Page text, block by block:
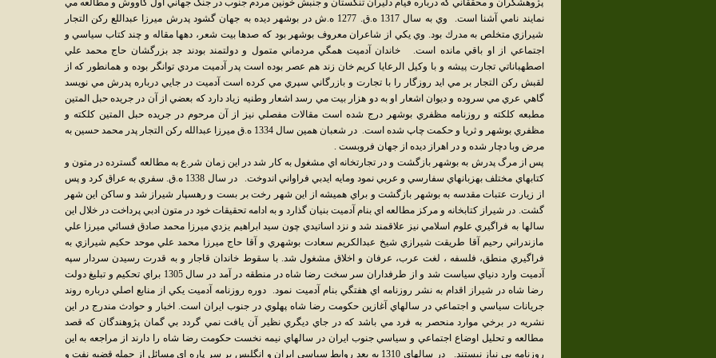
پژوهشگران و محققاني كه درباره قيام دليران تنگستان و جنبش خونين مردم جنوب در جنگ جهاني اول كاووش و مطالعه مي
نمايند نامي آشنا است. وي به سال 1317 ه.ق. 1277 ه.ش در بوشهر ديده به جهان گشود پدرش ميرزا عبداللع ركن التجار
شيرازي متخلص به مدرك بود. وي يكي از شاعران معروف بوشهر بود كه صدها بيت شعر، دهها مقاله و چند كتاب سياسي و
اجتماعي از او باقي مانده است. خاندان آدميت همگي مردماني متمول و دولتمند بودند جد بزرگشان حاج محمد علي
اصطهباناتي تجارت پيشه و با وكيل الرعايا كريم خان زند هم عصر بوده است پدر آدميت مردي توانگر بوده و همانطور كه از
لقبش ركن التجار بر مي ايد روزگار را با تجارت و بازرگاني سپري مي كرده است آدميت در جايي درباره پدرش مي نويسد
گاهي عري مي سروده و ديوان اشعار او به دو هزار بيت مي رسد اشعار وطنيه زياد دارد كه بعضي از آن در جريده حبل المتين
مطبعه كلكته و روزنامه مظفري بوشهر درج شده است مقالات مفصلي نيز از آن مرحوم در جريده حبل المتين كلكته و
مظفري بوشهر و ثريا و حكمت چاپ شده است. در شعبان همين سال 1334 ه.ق ميرزا عبدالله ركن التجار پدر محمد حسين به
مرض وبا دچار شده و در اهراز ديده از جهان فروبست .
پس از مرگ پدرش به بوشهر بازگشت و در تجارتخانه اي مشغول به كار شد در اين زمان شر.ع به مطالعه گسترده در متون و
كتابهاي مختلف بهزبانهاي سفارسي و عربي نمود ومايه ايدبي فراواني اندوخت. در سال 1338 ه.ق. سفري به عراق كرد و پس
از زيارت عتبات مقدسه به بوشهر بازگشت و براي هميشه از اين شهر رخت بر بست و رهسپار شيراز شد و ساكن اين شهر
گشت. در شيراز كتابخانه و مركز مطالعه اي بنام آدميت بنيان گذارد و به ادامه تحقيقات خود در متون ادبي پرداخت در خلال اين
سالها به فراگيري علوم اسلامي نيز علاقمند شد و نزد اساتيدي چون سيد ابراهيم يزدي ميرزا محمد صادق فسائي ميرزا علي
مازندراني رحيم آقا طريقت شيرازي شيخ عبدالكريم سعادت بوشهري و آقا حاج ميرزا محمد علي موحد حكيم شيرازي به
فراگيري منطق، فلسفه ، لغت عرب، عرفان و اخلاق مشغول شد. با سقوط خاندان قاجار و به قدرت رسيدن سردار سپه
آدميت وارد دنياي سياست شد و از طرفداران سر سخت رضا شاه در منطقه در آمد در سال 1305 براي تحكيم و تبليغ دولت
رضا شاه در شيراز اقدام به نشر روزنامه اي هفتگي بنام آدميت نمود. دوره روزنامه آدميت يكي از منابع اصلي درباره روند
جريانات سياسي و اجتماعي در سالهاي آغازين حكومت رضا شاه پهلوي در جنوب ايران است. اخبار و حوادث مندرج در اين
نشريه در برخي موارد منحصر به فرد مي باشد كه در جاي ديگري نظير آن يافت نمي گردد بي گمان پژوهندگان كه قصد
مطالعه و تحليل اوضاع اجتماعي و سياسي جنوب ايران در سالهاي نيمه نخست حكومت رضا شاه را دارند از مراجعه به اين
روزنامه بي نياز نيستند. در سالهاي 1310 به بعد روابط سياسي ايران و انگليس بر سر پاره اي مسائل از جمله قضيه نفت و